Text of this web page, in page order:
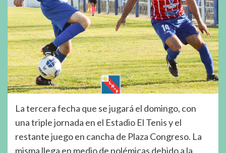
La tercera fecha que se jugará el domingo, con
una triple jornada en el Estadio El Tenis y el
restante juego en cancha de Plaza Congreso. La
misma llega en medio de polémicas debido a la